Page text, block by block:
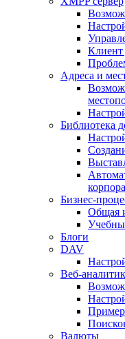
Клиент
Адреса и
Библиотека
Бизнес-
Общая
Блоги
DAV
Веб-
Валюты